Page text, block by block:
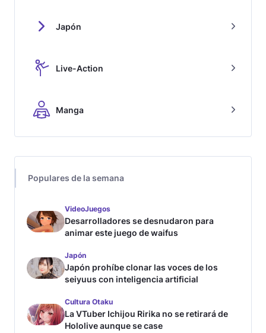
Japón
Live-Action
Manga
Populares de la semana
VideoJuegos
Desarrolladores se desnudaron para
animar este juego de waifus
Japón
Japón prohíbe clonar las voces de los
seiyuus con inteligencia artificial
Cultura Otaku
La VTuber Ichijou Ririka no se retirará de
Hololive aunque se case